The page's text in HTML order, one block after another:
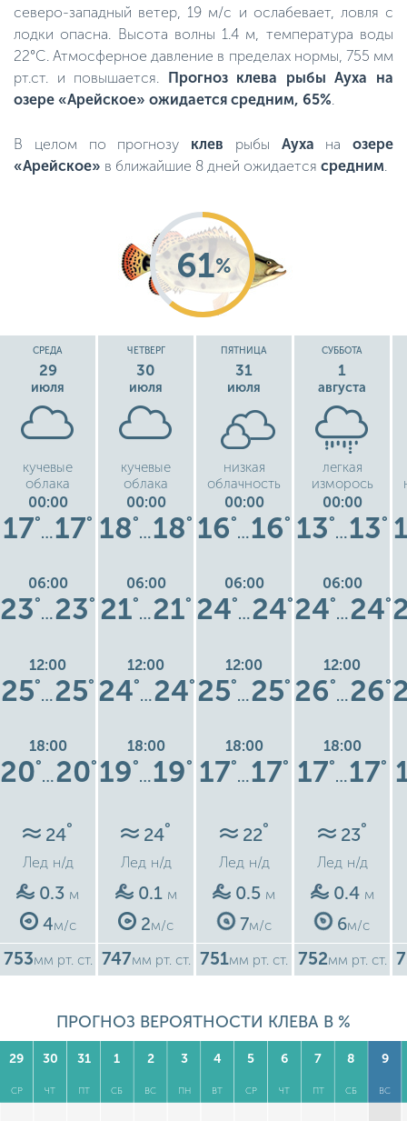
северо-западный ветер, 19 м/с и ослабевает, ловля с
лодки опасна. Высота волны 1.4 м, температура воды
22°C. Атмосферное давление в пределах нормы, 755 мм
рт.ст. и повышается. Прогноз клева рыбы Ауха на
озере «Арейское» ожидается средним, 65%.
В целом по прогнозу клев рыбы Ауха на озере
«Арейское» в ближайшие 8 дней ожидается средним.
61%
СРЕДА
29
июля
кучевые
облака
00:00
17°
…17°
06:00
23°
…23°
12:00
25°
…25°
18:00
20°
…20°
24°
Лед н/д
0.3 м
4м/с
753мм рт. ст.
ЧЕТВЕРГ
30
июля
кучевые
облака
00:00
18°
…18°
06:00
21°
…21°
12:00
24°
…24°
18:00
19°
…19°
24°
Лед н/д
0.1 м
2м/с
747мм рт. ст.
ПЯТНИЦА
31
июля
низкая
облачность
00:00
16°
…16°
06:00
24°
…24°
12:00
25°
…25°
18:00
17°
…17°
22°
Лед н/д
0.5 м
7м/с
751мм рт. ст.
СУББОТА
1
августа
легкая
изморось
00:00
13°
…13°
06:00
24°
…24°
12:00
26°
…26°
18:00
17°
…17°
23°
Лед н/д
0.4 м
6м/с
752мм рт. ст.
ПРОГНОЗ ВЕРОЯТНОСТИ КЛЕВА В %
29
СР
30
ЧТ
31
ПТ
1
СБ
2
ВС
3
ПН
4
ВТ
5
СР
6
ЧТ
7
ПТ
8
СБ
9
ВС